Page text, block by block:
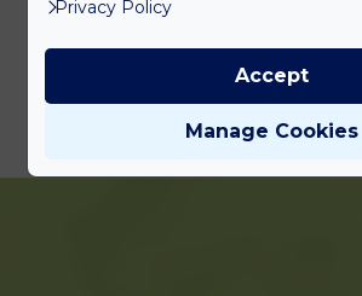
Privacy Policy
Manage Cookies
Accept